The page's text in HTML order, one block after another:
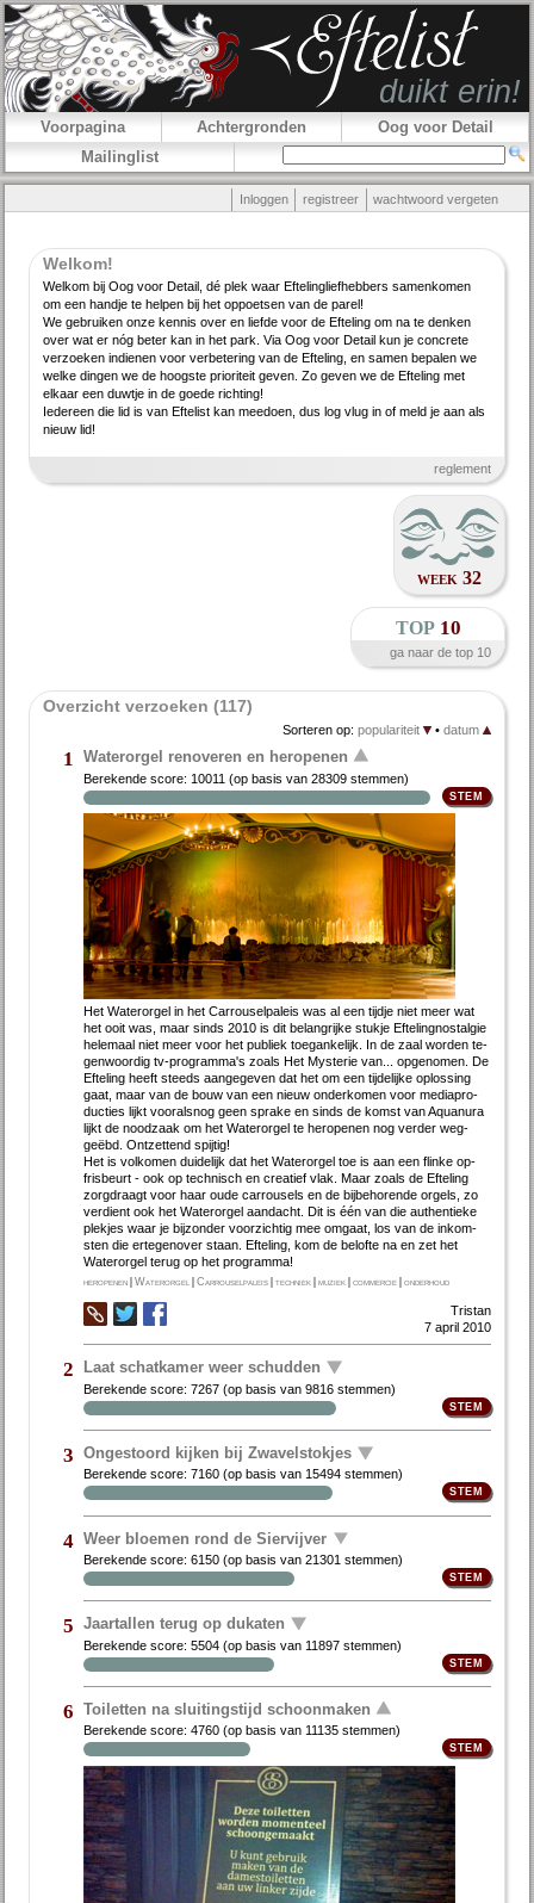
Voorpagina Achtergronden
Oog voor Detail
Mailinglist
Inloggen registreer wachtwoord vergeten
Welkom!
Welkom bij Oog voor Detail, dé plek waar Efteling­lief­hebbers samenkomen
om een handje te helpen bij het oppoetsen van de parel!
We gebruiken onze kennis over en liefde voor de Efteling om na te denken
over wat er nóg beter kan in het park. Via Oog voor Detail kun je concrete
verzoeken indienen voor verbe­tering van de Efteling, en samen bepalen we
welke dingen we de hoogste priori­teit geven. Zo geven we de Efteling met
elkaar een duwtje in de goede richting!
Iedereen die lid is van Eftelist kan meedoen, dus log vlug in of meld je aan als
nieuw lid!
reglement
week 32
top 10
ga naar de top 10
Overzicht verzoeken (117)
Sorteren op: populariteit • datum
1 Waterorgel renoveren en heropenen
Berekende score: 10011 (op basis van28309 stemmen)
Het Wa­ter­or­gel in het Car­rou­sel­pa­leis was al een tijd­je niet meer wat
het ooit was, maar sinds 2010 is dit be­lang­rij­ke stuk­je Ef­te­ling­nostal­gie
he­le­maal niet meer voor het pu­bliek toe­gan­ke­lijk. In de zaal wor­den te­
gen­woor­dig tv-pro­gram­ma's zo­als Het Mysterie van... op­ge­no­men. De
Ef­te­ling heeft steeds aan­ge­ge­ven dat het om een tij­de­lij­ke op­los­sing
gaat, maar van de bouw van een nieuw on­der­ko­men voor me­dia­pro­
duc­ties lijkt voor­als­nog geen spra­ke en sinds de komst van Aquan­ura
lijkt de nood­zaak om het Wa­ter­or­gel te her­o­pe­nen nog ver­der weg­
geëbd. Ont­zet­tend spij­tig!
Het is vol­ko­men dui­de­lijk dat het Wa­ter­or­gel toe is aan een flin­ke op­
fris­beurt - ook op tech­nisch en cre­a­tief vlak. Maar zo­als de Ef­te­ling
zorgdraagt voor haar ou­de car­rou­sels en de bij­be­ho­ren­de or­gels, zo
ver­dient ook het Wa­ter­or­gel aan­dacht. Dit is één van die au­then­tie­ke
plek­jes waar je bij­zon­der voor­zich­tig mee om­gaat, los van de in­kom­
sten die er­te­gen­over staan. Ef­te­ling, kom de be­lof­te na en zet het
Water­orgel terug op het pro­gram­ma!
heropenen |Waterorgel |Carrouselpaleis |techniek |muziek |commercie |onderhoud
Tristan
7 april 2010
2 Laat schatkamer weer schudden
Berekende score:7267 (op basis van9816 stemmen)
3 Ongestoord kijken bij Zwavelstokjes
Berekende score:7160 (op basis van 15494 stemmen)
4 Weer bloemen rond de Siervijver
Berekende score:6150 (op basis van21301 stemmen)
5 Jaartallen terug op dukaten
Berekende score:5504 (op basis van 11897 stemmen)
6 Toiletten na sluitingstijd schoonmaken
Berekende score:4760 (op basis van 11135 stemmen)